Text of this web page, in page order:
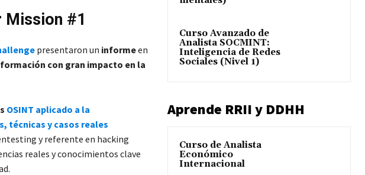
Mission #1
presentaron un informeen
con gran impacto en la
OSINT aplicado a la
técnicas y casos reales
y referente en hacking
reales y conocimientos clave
Curso Avanzado de
Analista SOCMINT:
Inteligencia de Redes
Sociales (Nivel 1)
Aprende RRII y DDHH
Curso de Analista
Económico
Internacional